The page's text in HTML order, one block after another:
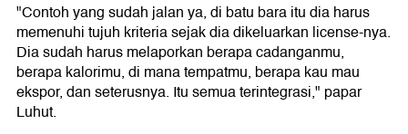
"Contoh yang sudah jalan ya, di batu bara itu dia harus
memenuhi tujuh kriteria sejak dia dikeluarkan license-nya.
Dia sudah harus melaporkan berapa cadanganmu,
berapa kalorimu, di mana tempatmu, berapa kau mau
ekspor, dan seterusnya. Itu semua terintegrasi," papar
Luhut.